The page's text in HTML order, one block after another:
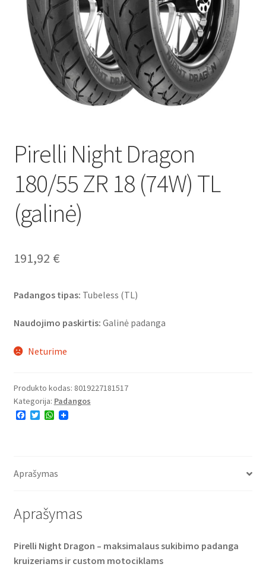
Pirelli Night Dragon
180/55 ZR 18 (74W) TL
(galinė)
191,92 €
Padangos tipas: Tubeless (TL)
Naudojimo paskirtis: Galinė padanga
Neturime
Produkto kodas: 8019227181517
Kategorija: Padangos
F
o
T
r
W
p
Aprašymas
Aprašymas
Pirelli Night Dragon – maksimalaus sukibimo padanga
kruizeriams ir custom motociklams